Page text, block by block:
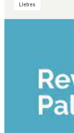
Lletres